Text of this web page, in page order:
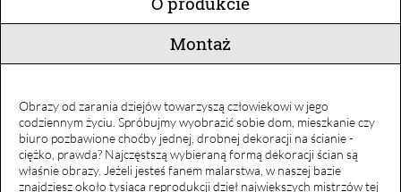
Montaż
Obrazy od zarania dziejów towarzyszą człowiekowi w jego
codziennym życiu. Spróbujmy wyobrazić sobie dom, mieszkanie czy
biuro pozbawione choćby jednej, drobnej dekoracji na ścianie -
ciężko, prawda? Najczęstszą wybieraną formą dekoracji ścian są
właśnie obrazy. Jeżeli jesteś fanem malarstwa, w naszej bazie
znajdziesz około tysiąca reprodukcji dzieł największych mistrzów tej